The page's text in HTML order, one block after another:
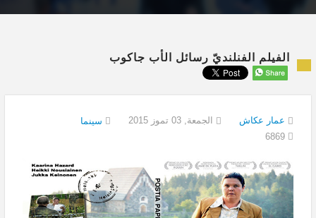
الفيلم الفنلنديّ رسائل الأب جاكوب
عمار عكاش الجمعة, 03 تموز 2015
سينما